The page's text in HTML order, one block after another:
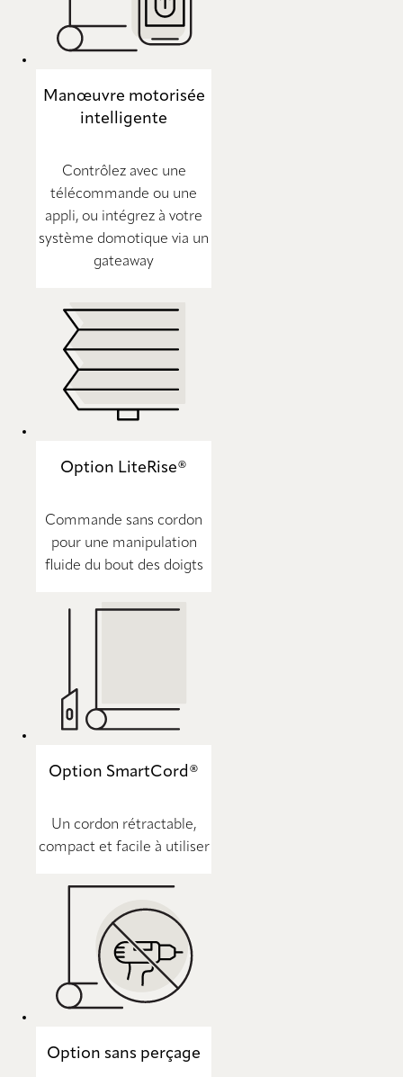
Manœuvre motorisée
intelligente
Contrôlez avec une
télécommande ou une
appli, ou intégrez à votre
système domotique via un
gateaway
Option LiteRise®
Commande sans cordon
pour une manipulation
fluide du bout des doigts
Option SmartCord®
Un cordon rétractable,
compact et facile à utiliser
Option sans perçage